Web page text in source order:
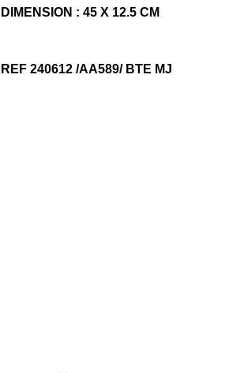
DIMENSION : 45 X 12.5 CM
REF 240612 /AA589/ BTE MJ